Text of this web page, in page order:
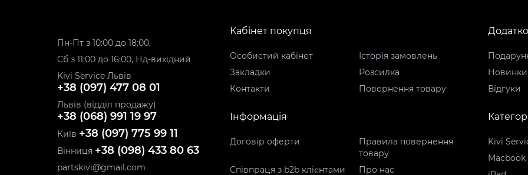
Пн-Пт з 10:00 до 18:00,
Сб з 11:00 до 16:00, Нд-вихідний
Kivi Service Львів
+38 (097) 477 08 01
Львів (відділ продажу)
+38 (068) 991 19 97
Київ +38 (097) 775 99 11
Вінниця +38 (098) 433 80 63
partskivi@gmail.com
Кабінет покупця
Особистий кабінет
Історія замовлень
Закладки
Розсилка
Контакти
Повернення товару
Новинки
Відгуки
Інформація
Договір оферти
Правила повернення
товару
Співпраця з b2b клієнтами
Про нас
Kivi
Macbook